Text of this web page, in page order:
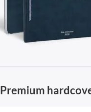
Premium